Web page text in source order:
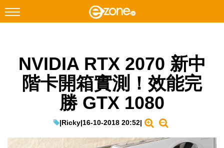
Facebook Instagram
科技焦點
教學評測
NVIDIA RTX 2070 新中
階卡開箱實測！效能完
勝 GTX 1080
|Ricky|16-10-2018 20:52|